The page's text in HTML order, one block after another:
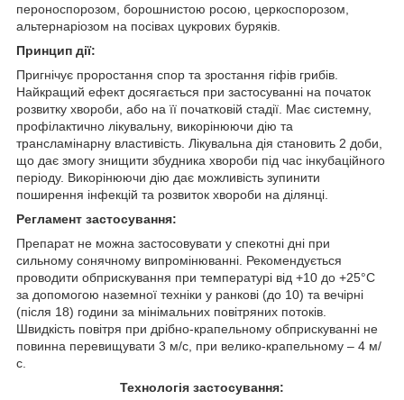
пероноспорозом, борошнистою росою, церкоспорозом,
альтернаріозом на посівах цукрових буряків.
Принцип дії:
Пригнічує проростання спор та зростання гіфів грибів.
Найкращий ефект досягається при застосуванні на початок
розвитку хвороби, або на її початковій стадії. Має системну,
профілактично лікувальну, викорінюючи дію та
трансламінарну властивість. Лікувальна дія становить 2 доби,
що дає змогу знищити збудника хвороби під час інкубаційного
періоду. Викорінюючи дію дає можливість зупинити
поширення інфекцій та розвиток хвороби на ділянці.
Регламент застосування:
Препарат не можна застосовувати у спекотні дні при
сильному сонячному випромінюванні. Рекомендується
проводити обприскування при температурі від +10 до +25°С
за допомогою наземної техніки у ранкові (до 10) та вечірні
(після 18) години за мінімальних повітряних потоків.
Швидкість повітря при дрібно-крапельному обприскуванні не
повинна перевищувати 3 м/с, при велико-крапельному – 4 м/
с.
Технологія застосування: